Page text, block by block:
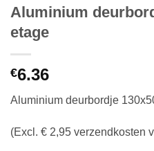
Aluminium
etage
€6.36
Aluminium deurbordje
(Excl. € 2,95 verzendkosten